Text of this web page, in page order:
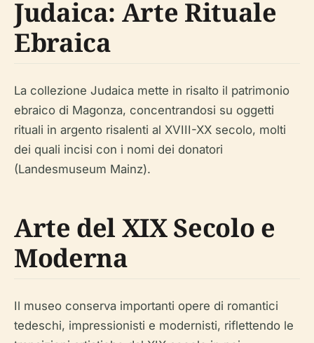
Judaica: Arte Rituale
Ebraica
La collezione Judaica mette in risalto il patrimonio
ebraico di Magonza, concentrandosi su oggetti
rituali in argento risalenti al XVIII-XX secolo, molti
dei quali incisi con i nomi dei donatori
(Landesmuseum Mainz).
Arte del XIX Secolo e
Moderna
Il museo conserva importanti opere di romantici
tedeschi, impressionisti e modernisti, riflettendo le